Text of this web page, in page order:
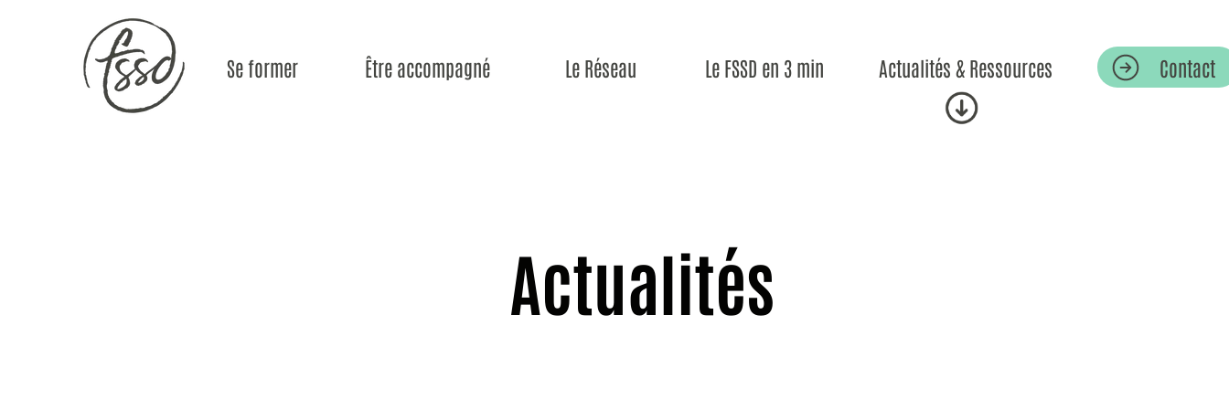
Se former Le Réseau Actualités & Ressources Contact
Être accompagné Le FSSD en 3 min
Actualités